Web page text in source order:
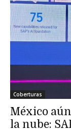
Coberturas
México
la nube: